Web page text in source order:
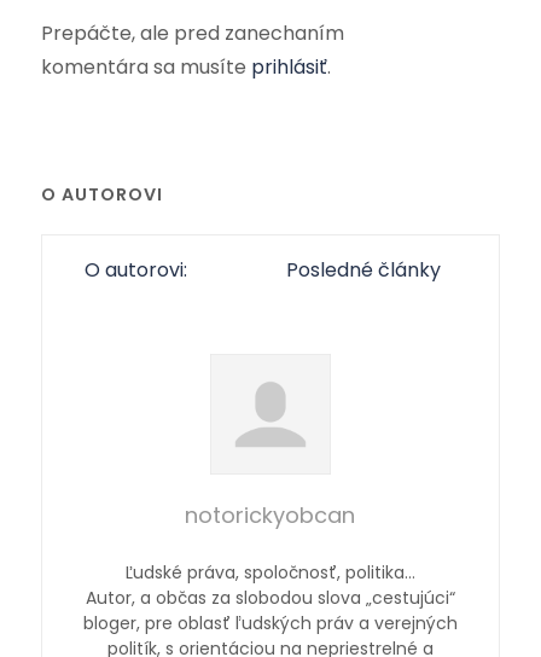
Prepáčte, ale pred zanechaním
komentára sa musíte prihlásiť.
O AUTOROVI
O autorovi: Posledné články
notorickyobcan
Ľudské práva, spoločnosť, politika…
Autor, a občas za slobodou slova „cestujúci“
bloger, pre oblasť ľudských práv a verejných
politík, s orientáciou na nepriestrelné a